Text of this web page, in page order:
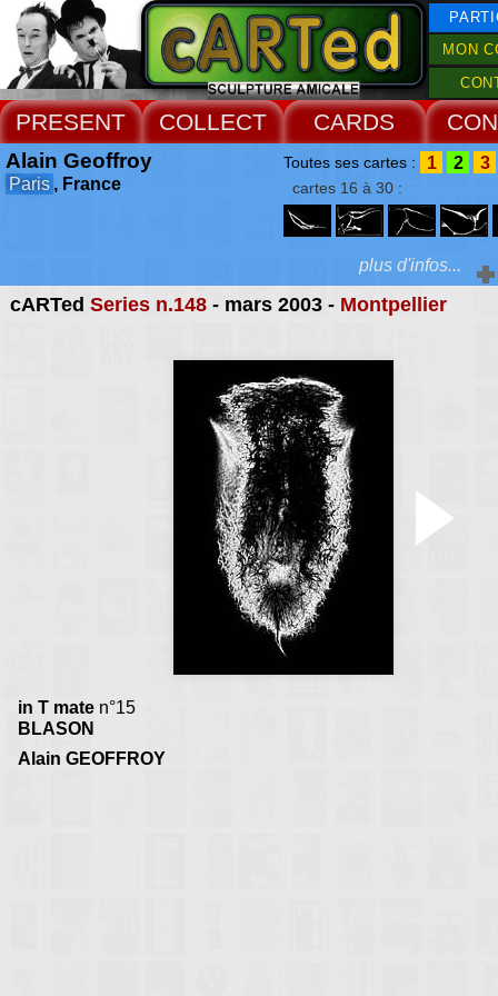
MON
PRESENT COLLECT CARDS
cARTed Series n.148- mars 2003 - Montpellier
in T mate n°15
BLASON
Alain GEOFFROY
Alain Geoffroy
Paris , France
Toutes ses cartes : 1 2 3
cartes 16 à 30 :
Extras :
de brillant puisse me
l'ombre ?
plus d'infos...